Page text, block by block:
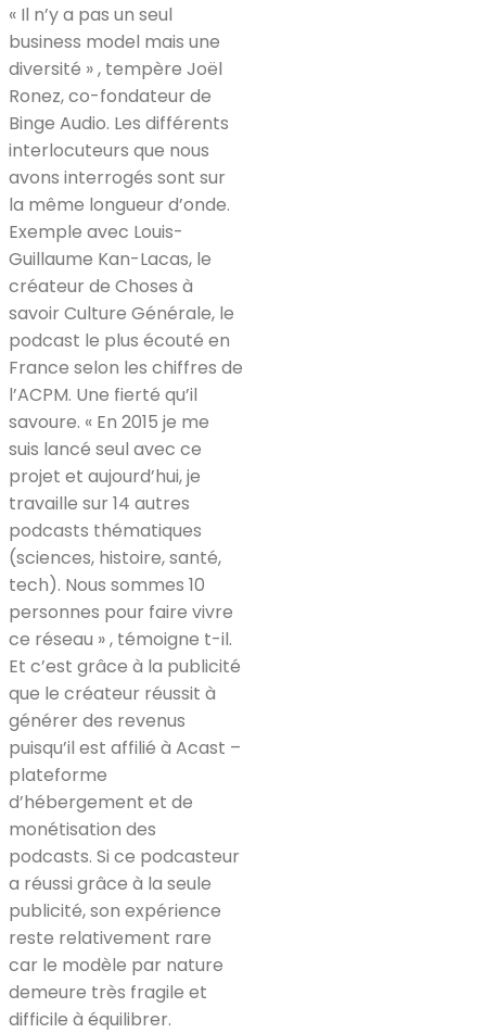
« Il n’y a pas un seul
business model mais une
diversité » , tempère Joël
Ronez, co-fondateur de
Binge Audio. Les différents
interlocuteurs que nous
avons interrogés sont sur
la même longueur d’onde.
Exemple avec Louis-
Guillaume Kan-Lacas, le
créateur de Choses à
savoir Culture Générale, le
podcast le plus écouté en
France selon les chiffres de
l’ACPM. Une fierté qu’il
savoure. « En 2015 je me
suis lancé seul avec ce
projet et aujourd’hui, je
travaille sur 14 autres
podcasts thématiques
(sciences, histoire, santé,
tech). Nous sommes 10
personnes pour faire vivre
ce réseau » , témoigne t-il.
Et c’est grâce à la publicité
que le créateur réussit à
générer des revenus
puisqu’il est affilié à Acast –
plateforme
d’hébergement et de
monétisation des
podcasts. Si ce podcasteur
a réussi grâce à la seule
publicité, son expérience
reste relativement rare
car le modèle par nature
demeure très fragile et
difficile à équilibrer.